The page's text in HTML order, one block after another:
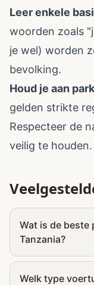
Leer enkele
woorden zoals
je wel) worden
bevolking.
Houd je aan
gelden strikte
Respecteer de
veilig te houden.
Wat is de beste
Tanzania?
Welk type